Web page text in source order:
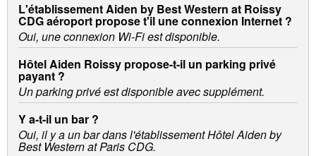
L'établissement Aiden by Best Western at Roissy
CDG aéroport propose t'il une connexion Internet ?
Oui, une connexion Wi-Fi est disponible.
Hôtel Aiden Roissy propose-t-il un parking privé
payant ?
Un parking privé est disponible avec supplément.
Y a-t-il un bar ?
Oui, il y a un bar dans l'établissement Hôtel Aiden by
Best Western at Paris CDG.